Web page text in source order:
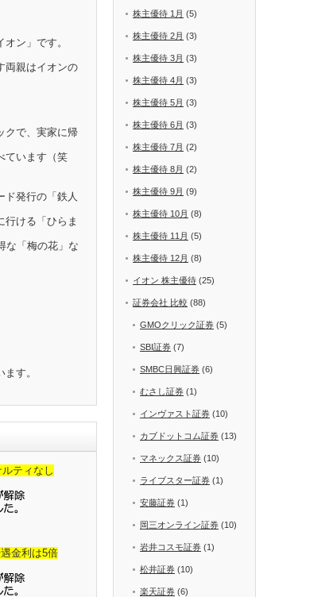
ン」です。
両親はイオンの
クで、実家に帰
ています（笑
ド発行の「鉄人
行ける「ひらま
な「梅の花」な
す。
ティなし
金利は5倍
株主優待 1月 (5)
株主優待 2月 (3)
株主優待 3月 (3)
株主優待 4月 (3)
株主優待 5月 (3)
株主優待 6月 (3)
株主優待 7月 (2)
株主優待 8月 (2)
株主優待 9月 (9)
株主優待 10月 (8)
株主優待 11月 (5)
株主優待 12月 (8)
イオン 株主優待 (25)
証券会社 比較 (88)
GMOクリック証券 (5)
SBI証券 (7)
SMBC日興証券 (6)
むさし証券 (1)
インヴァスト証券 (10)
カブドットコム証券 (13)
マネックス証券 (10)
ライブスター証券 (1)
安藤証券 (1)
岡三オンライン証券 (10)
岩井コスモ証券 (1)
松井証券 (10)
楽天証券 (6)